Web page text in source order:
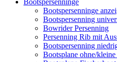
Bootspersenninge
Bootspersenning
Bowrider Persenning
Persenning Rib mit
Bootspersenning
Bootsplane ohne/